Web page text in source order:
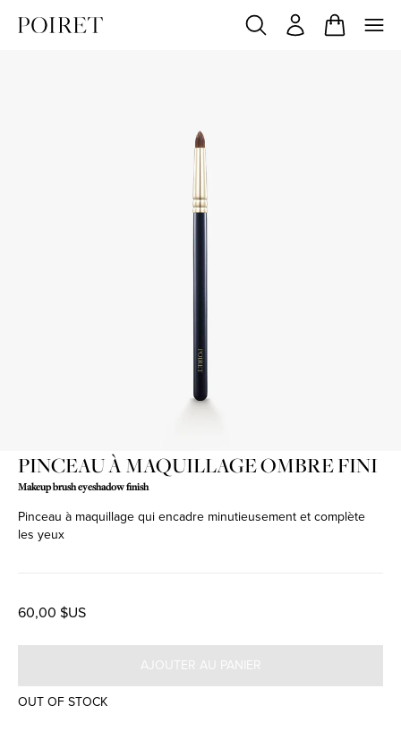
PINCEAU À MAQUILLAGE OMBRE FINI
Makeup brush eyeshadow finish
Pinceau à maquillage qui encadre minutieusement et complète
les yeux
60,00 $US
AJOUTER AU PANIER
OUT OF STOCK